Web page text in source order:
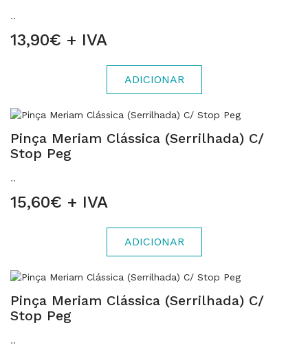
..
13,90€ + IVA
ADICIONAR
Pinça Meriam Clássica (Serrilhada) C/
Stop Peg
..
15,60€ + IVA
ADICIONAR
Pinça Meriam Clássica (Serrilhada) C/
Stop Peg
..